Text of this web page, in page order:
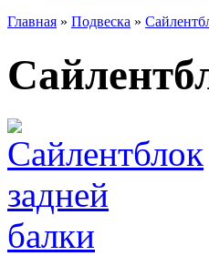
Главная » Подвеска »